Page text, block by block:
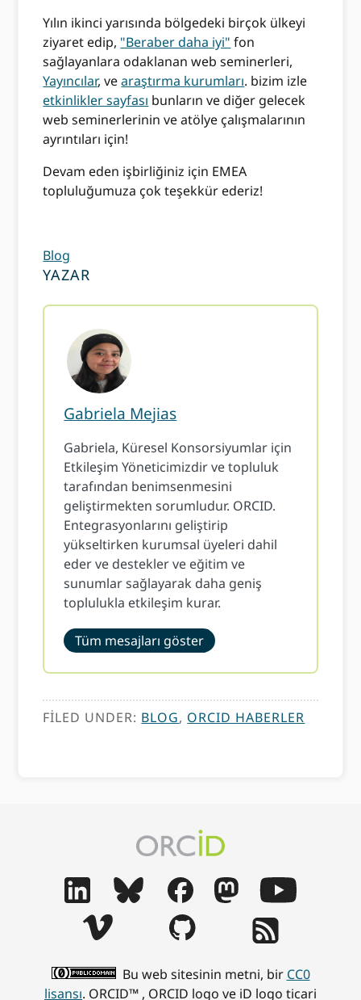
Yılın ikinci yarısında bölgedeki birçok ülkeyi
ziyaret edip, "Beraber daha iyi" fon
sağlayanlara odaklanan web seminerleri,
Yayıncılar, vearaştırma kurumları. bizim izle
etkinlikler sayfası bunların ve diğer gelecek
web seminerlerinin ve atölye çalışmalarının
ayrıntıları için!
Devam eden işbirliğiniz için EMEA
topluluğumuza çok teşekkür ederiz!
Blog
YAZAR
Gabriela Mejias
Gabriela, Küresel Konsorsiyumlar için
Etkileşim Yöneticimizdir ve topluluk
tarafından benimsenmesini
geliştirmekten sorumludur. ORCID.
Entegrasyonlarını geliştirip
yükseltirken kurumsal üyeleri dahil
eder ve destekler ve eğitim ve
sunumlar sağlayarak daha geniş
toplulukla etkileşim kurar.
Tüm mesajları göster
FILED UNDER: BLOG, ORCID HABERLER
Bu web sitesinin metni, bir CC0
lisansı. ORCID™ , ORCID logo ve iD logo ticari